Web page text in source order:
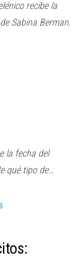
recibe la
Sabina Berman.
la fecha del
qué tipo de…